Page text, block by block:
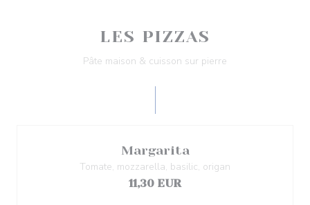
LES PIZZAS
Pâte maison & cuisson sur pierre
Margarita
Tomate, mozzarella, basilic, origan
11,30 EUR